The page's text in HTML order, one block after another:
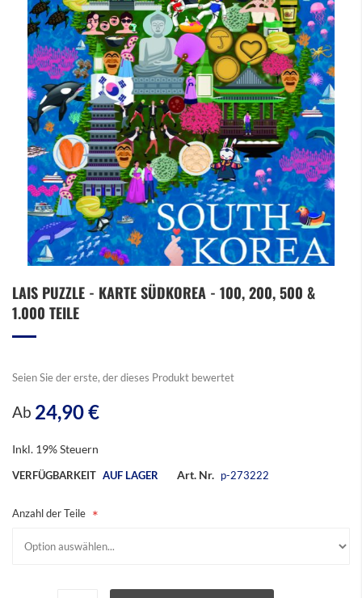
Anfang
der
LAIS PUZZLE - KARTE SÜDKOREA - 100, 200, 500 &
1.000 TEILE
Seien Sie der erste, der dieses Produkt bewertet
Ab 24,90 €
Inkl. 19% Steuern
VERFÜGBARKEIT AUF LAGER Art. Nr. p-273222
Anzahl der Teile